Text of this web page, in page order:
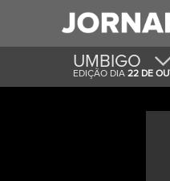
UMBIGO
EDIÇÃO DIA 22 DE